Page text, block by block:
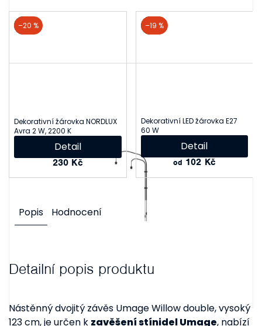
akce
–20 %
Dekorativní žárovka NORDLUX
Avra 2 W, 2200 K
230 Kč
Detail
akce
–19 %
Dekorativní LED žárovka E27
60 W
od 102 Kč
Detail
Popis Hodnocení
Detailní popis produktu
Nástěnný dvojitý závěs Umage Willow double, vysoký
123 cm, je určen k zavěšení stínidel Umage, nabízí